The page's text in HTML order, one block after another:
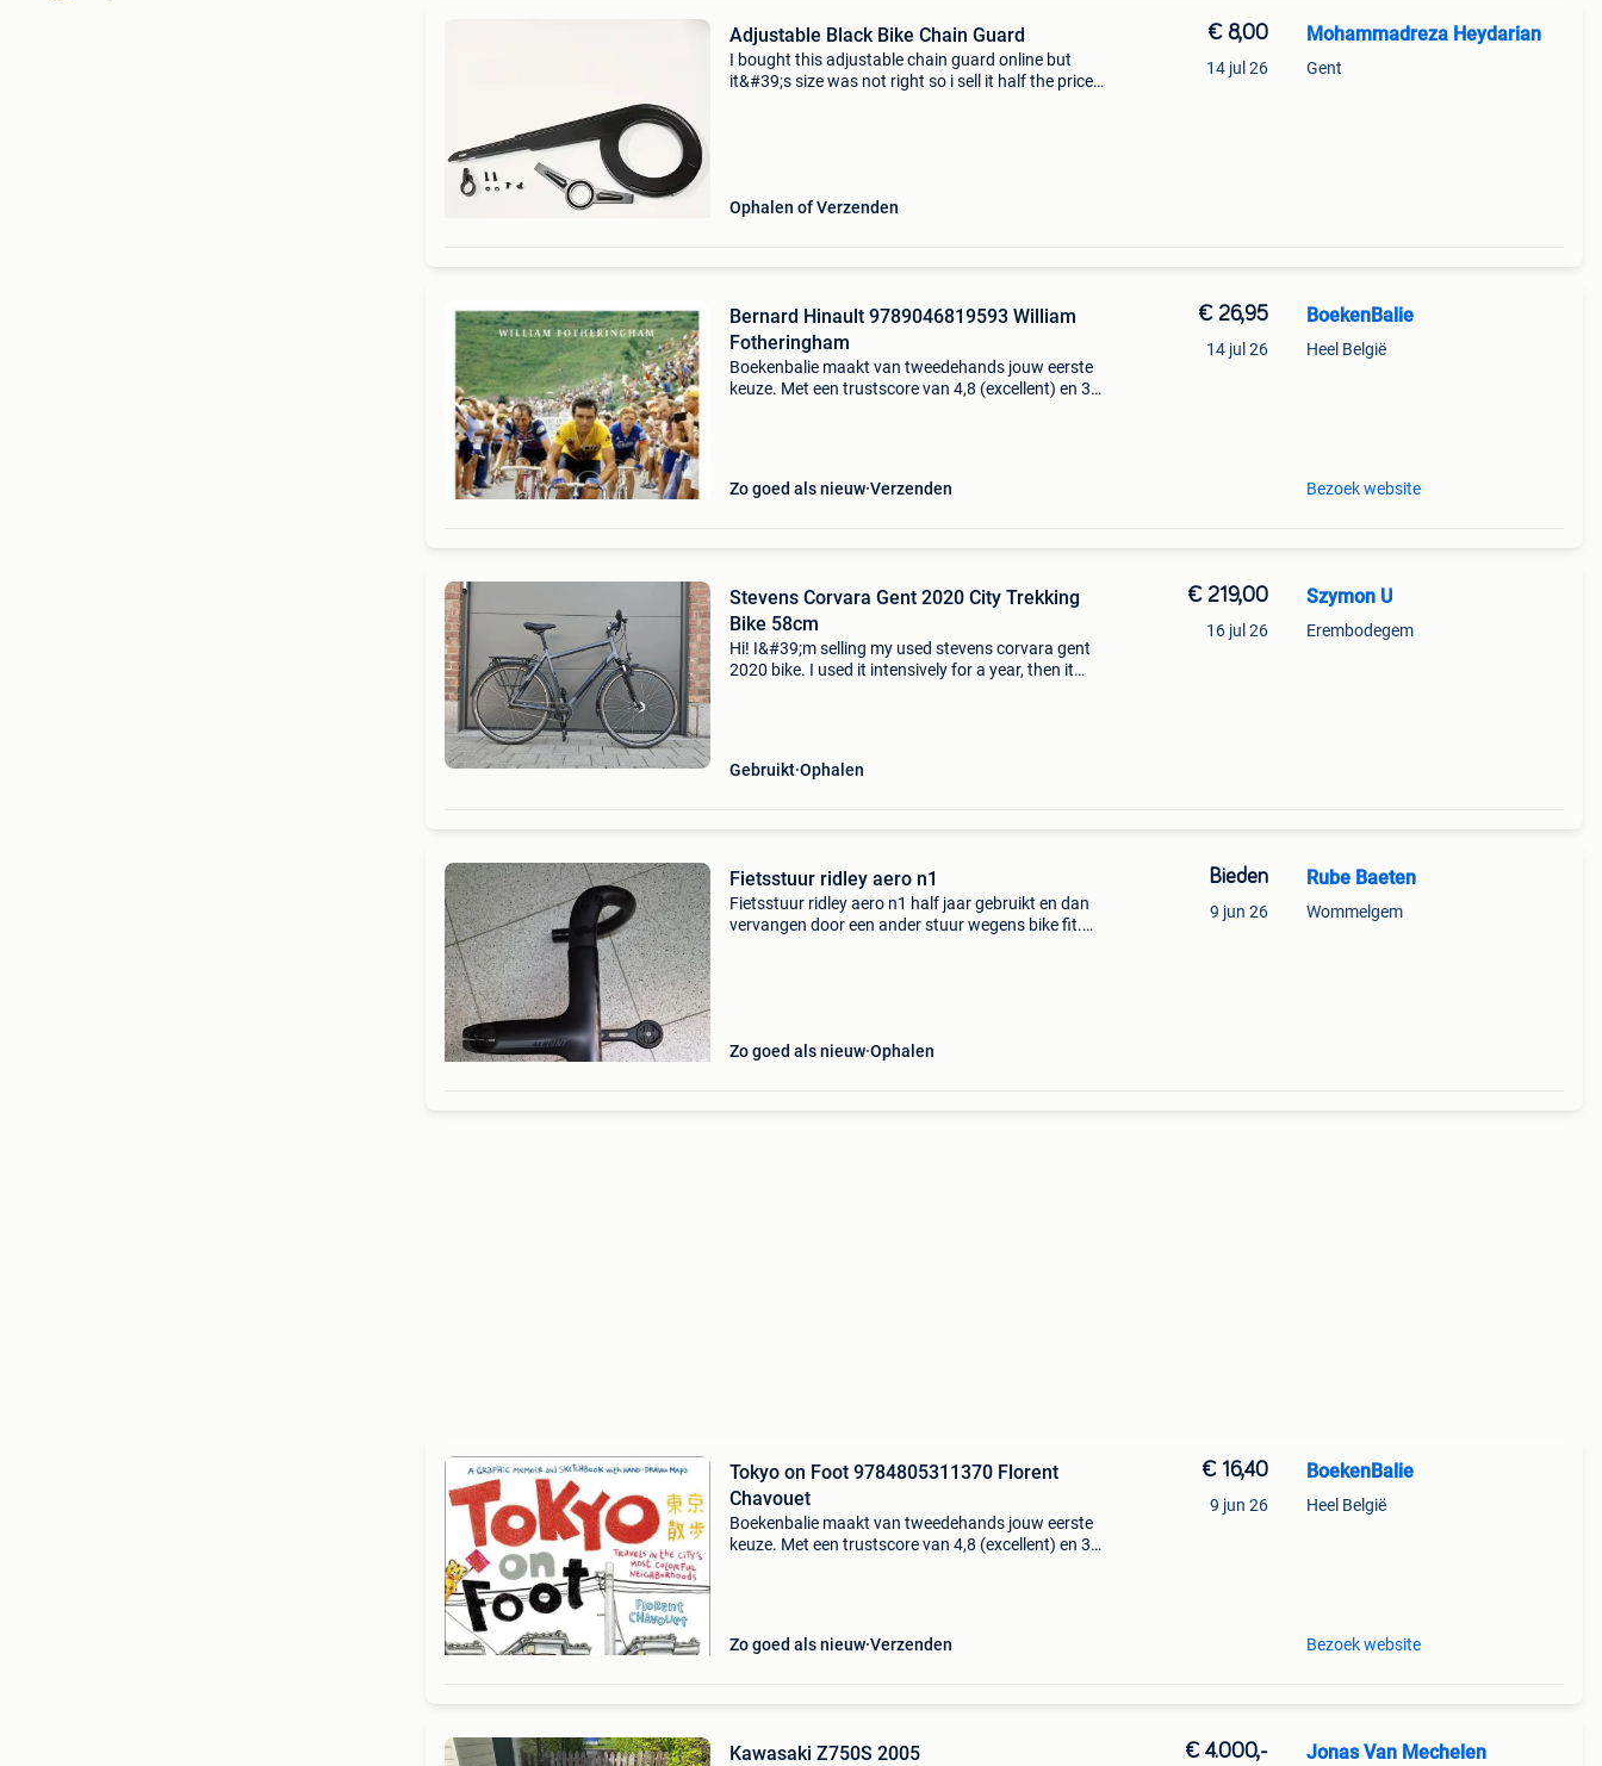
Adjustable Black Bike Chain Guard
I bought this adjustable chain guard online but
it&#39;s size was not right so i sell it half the price
Ophalen of Verzenden
€ 8,00
14 jul 26
Mohammadreza Heydarian
Gent
Bernard Hinault 9789046819593 William
Fotheringham
Boekenbalie maakt van tweedehands jouw eerste
keuze. Met een trustscore van 4,8 (excellent) en 30
Zo goed als nieuw Verzenden
€ 26,95
14 jul 26
BoekenBalie
Heel België
Bezoek website
Stevens Corvara Gent 2020 City Trekking
Bike 58cm
Hi! I&#39;m selling my used stevens corvara gent
2020 bike. I used it intensively for a year, then it
Gebruikt Ophalen
€ 219,00
16 jul 26
Szymon U
Erembodegem
Fietsstuur ridley aero n1
Fietsstuur ridley aero n1 half jaar gebruikt en dan
vervangen door een ander stuur wegens bike fit.
Zo goed als nieuw Ophalen
Bieden
9 jun 26
Rube Baeten
Wommelgem
Tokyo on Foot 9784805311370 Florent
Chavouet
Boekenbalie maakt van tweedehands jouw eerste
keuze. Met een trustscore van 4,8 (excellent) en 30
Zo goed als nieuw Verzenden
€ 16,40
9 jun 26
BoekenBalie
Heel België
Bezoek website
Kawasaki Z750S 2005 € 4.000,- Jonas Van Mechelen